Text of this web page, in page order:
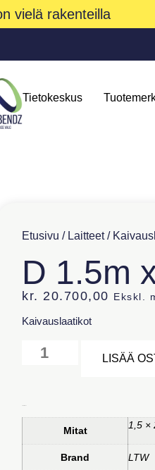
vielä rakenteilla
Tietokeskus
Etusivu / Laitteet/
D 1.5m
kr. 20.700,00 Ekskl.
Kaivauslaatikot
LISÄÄ
Mitat 1,5 ×
Brand LTW